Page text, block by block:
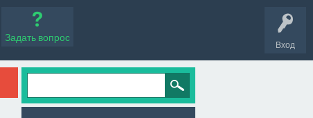
Вход
Задать вопрос